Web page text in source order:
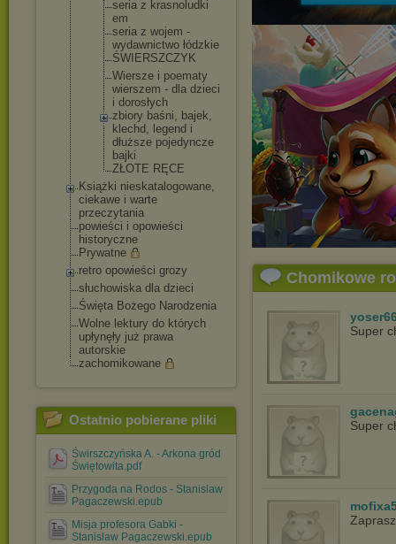
seria z krasnoludki
em
seria z wojem -
wydawnictwo łódzkie
ŚWIERSZCZYK
Wiersze i poematy
wierszem - dla dzieci
i dorosłych
zbiory baśni, bajek,
klechd, legend i
dłuższe pojedyncze
bajki
ZŁOTE RĘCE
Książki nieskatalogowane,
ciekawe i warte
przeczytania
powieści i opowieści
historyczne
Prywatne
retro opowieści grozy
słuchowiska dla dzieci
Święta Bożego Narodzenia
Wolne lektury do których
upłynęły już prawa
autorskie
zachomikowane
Ostatnio pobierane pliki
Świrszczyńska A. - Arkona gród
Świętowita.pdf
Przygoda na Rodos - Stanislaw
Pagaczewski.epub
Misja profesora Gabki -
Stanislaw Pagaczewski.epub
Chomikowe
Super
Super